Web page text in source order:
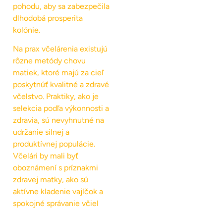
pohodu, aby sa zabezpečila
dlhodobá prosperita
kolónie.
Na prax včelárenia existujú
rôzne metódy chovu
matiek, ktoré majú za cieľ
poskytnúť kvalitné a zdravé
včelstvo. Praktiky, ako je
selekcia podľa výkonnosti a
zdravia, sú nevyhnutné na
udržanie silnej a
produktívnej populácie.
Včelári by mali byť
oboznámení s príznakmi
zdravej matky, ako sú
aktívne kladenie vajíčok a
spokojné správanie včiel